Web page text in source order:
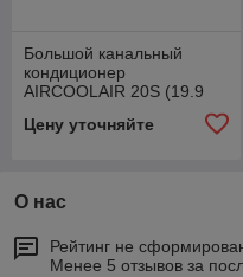
Большой канальный
кондиционер
AIRCOOLAIR 20S (19.9
Цену уточняйте
О нас
Рейтинг не
Менее 5 отзывов за